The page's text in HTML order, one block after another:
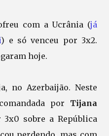
com a Ucrânia (já
) e só venceu por 3x2.
hoje.
no Azerbaijão. Neste
por Tijana
sobre a República